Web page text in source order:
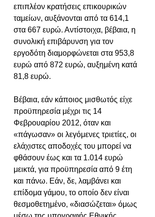
επιπλέον κρατήσεις επικουρικών
ταμείων, αυξάνονται από τα 614,1
στα 667 ευρώ. Αντίστοιχα, βέβαια, η
συνολική επιβάρυνση για τον
εργοδότη διαμορφώνεται στα 953,8
ευρώ από 872 ευρώ, αυξημένη κατά
81,8 ευρώ.
Βέβαια, εάν κάποιος μισθωτός είχε
προϋπηρεσία μέχρι τις 14
Φεβρουαρίου 2012, όταν και
«πάγωσαν» οι λεγόμενες τριετίες, οι
ελάχιστες αποδοχές του μπορεί να
φθάσουν έως και τα 1.014 ευρώ
μεικτά, για προϋπηρεσία από 9 έτη
και πάνω. Εάν, δε, λαμβάνει και
επίδομα γάμου, το οποίο δεν είναι
θεσμοθετημένο, «διασώζεται» όμως